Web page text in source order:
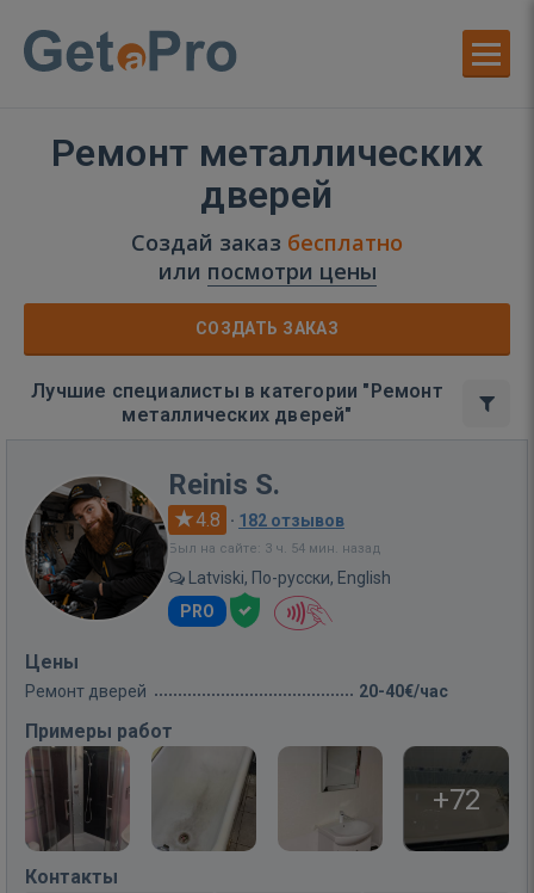
Ремонт металлических
дверей
Создай заказ бесплатно
или посмотри цены
СОЗДАТЬ ЗАКАЗ
Лучшие специалисты в категории "Ремонт
металлических дверей"
Reinis S.
4.8 · 182 отзывов
Был на сайте: 3 ч. 54 мин. назад
Latviski, По-русски, English
PRO
Цены
Ремонт дверей 20-40€/час
Примеры работ
+72
Контакты